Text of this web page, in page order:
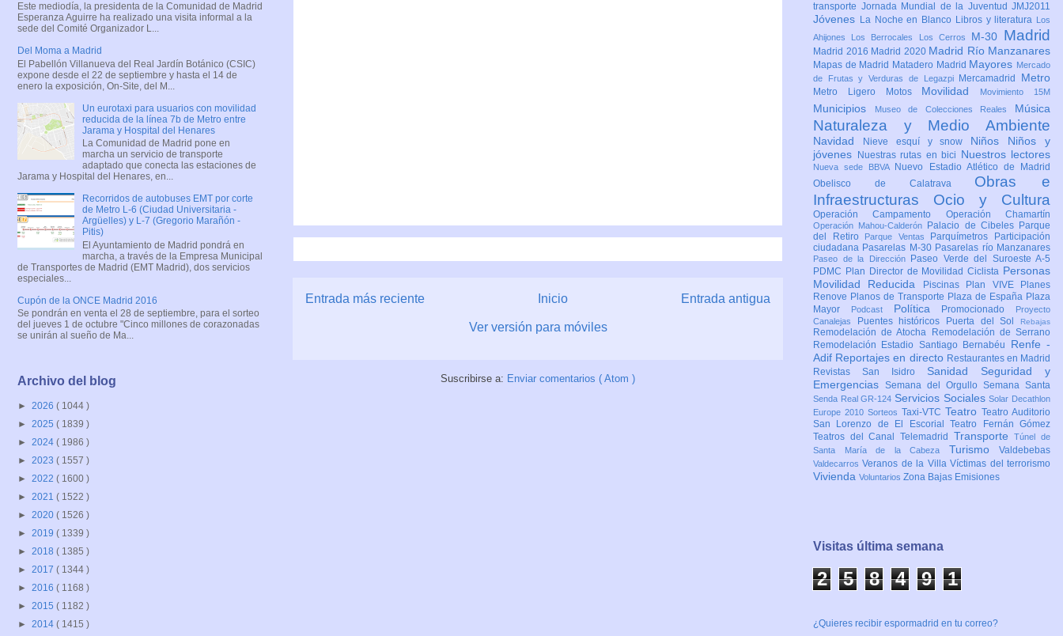
Entrada más reciente Entrada antigua
Inicio
Ver versión para móviles
Suscribirse a: Enviar comentarios ( Atom )
Este mediodía, la presidenta de la Comunidad de Madrid
Esperanza Aguirre ha realizado una visita informal a la
sede del Comité Organizador L...
Del Moma a Madrid
El Pabellón Villanueva del Real Jardín Botánico (CSIC)
expone desde el 22 de septiembre y hasta el 14 de
enero la exposición, On-Site, del M...
Un eurotaxi para usuarios con movilidad
reducida de la línea 7b de Metro entre
Jarama y Hospital del Henares
La Comunidad de Madrid pone en
marcha un servicio de transporte
adaptado que conecta las estaciones de
Jarama y Hospital del Henares, en...
Recorridos de autobuses EMT por corte
de Metro L-6 (Ciudad Universitaria -
Argüelles) y L-7 (Gregorio Marañón -
Pitis)
El Ayuntamiento de Madrid pondrá en
marcha, a través de la Empresa Municipal
de Transportes de Madrid (EMT Madrid), dos servicios
especiales...
Cupón de la ONCE Madrid 2016
Se pondrán en venta el 28 de septiembre, para el sorteo
del jueves 1 de octubre "Cinco millones de corazonadas
se unirán al sueño de Ma...
Archivo del blog
► 2026 ( 1044 )
► 2025 ( 1839 )
► 2024 ( 1986 )
► 2023 ( 1557 )
► 2022 ( 1600 )
► 2021 ( 1522 )
► 2020 ( 1526 )
► 2019 ( 1339 )
► 2018 ( 1385 )
► 2017 ( 1344 )
► 2016 ( 1168 )
► 2015 ( 1182 )
► 2014 ( 1415 )
transporte Jornada Mundial de la Juventud JMJ2011
Jóvenes La Noche en Blanco Libros y literatura
Los
Ahijones
Los Berrocales Los Cerros M-30 Madrid
Madrid 2016 Madrid 2020 Madrid Río Manzanares
Mapas de Madrid Matadero Madrid Mayores Mercado
de Frutas y Verduras de Legazpi
Mercamadrid Metro
Metro Ligero Motos Movilidad Movimiento 15M
Municipios Museo de Colecciones Reales Música
Naturaleza y Medio Ambiente
Navidad Nieve esquí y snow Niños Niños y
jóvenes
Nuestras rutas en bici Nuestros lectores
Nueva sede BBVA
Nuevo Estadio Atlético de Madrid
Obelisco de Calatrava Obras e
Infraestructuras Ocio y Cultura
Operación Campamento Operación Chamartín
Operación Mahou-Calderón Palacio de Cibeles Parque
del Retiro
Parque Ventas Parquímetros
Participación
ciudadana Pasarelas M-30 Pasarelas río Manzanares
Paseo de la Dirección
Paseo Verde del Suroeste A-5
PDMC Plan Director de Movilidad Ciclista Personas
Movilidad Reducida
Piscinas Plan VIVE
Planes
Renove Planos de Transporte Plaza de España Plaza
Mayor
Podcast Política Promocionado
Proyecto
Canalejas
Puentes históricos Puerta del Sol Rebajas
Remodelación de Atocha
Remodelación de Serrano
Remodelación Estadio Santiago Bernabéu Renfe -
Adif Reportajes en directo Restaurantes en Madrid
Revistas San Isidro Sanidad Seguridad y
Emergencias Semana del Orgullo Semana Santa
Senda Real GR-124 Servicios SocialesSolar Decathlon
Europe 2010 Sorteos Taxi-VTC Teatro Teatro Auditorio
San Lorenzo de El EscorialTeatro Fernán Gómez
Teatros del Canal Telemadrid TransporteTúnel de
Santa María de la Cabeza Turismo Valdebebas
ValdecarrosVeranos de la VillaVíctimas del terrorismo
Vivienda Voluntarios Zona Bajas Emisiones
Visitas última semana
2 5 8 4 9 1
¿Quieres recibir espormadrid en tu correo?